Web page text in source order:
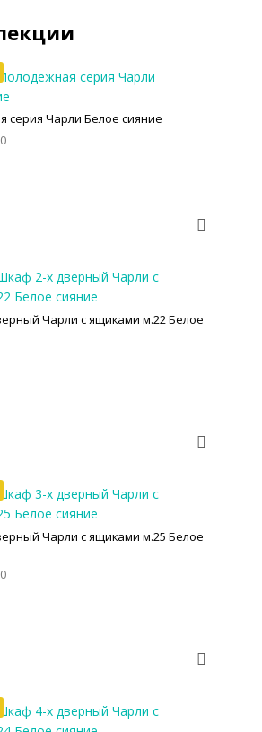
серия Чарли Белое сияние
Чарли с ящиками м.22 Белое
Чарли с ящиками м.25 Белое